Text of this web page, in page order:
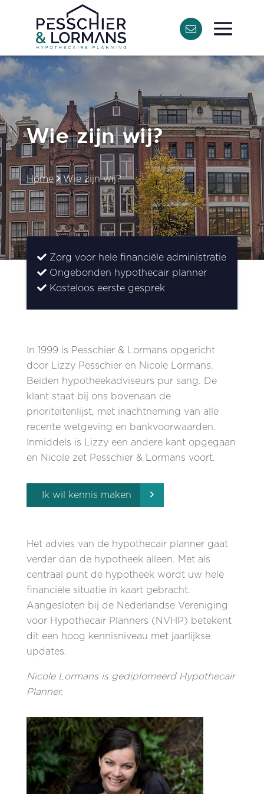
Wie zijn wij?
Home Wie zijn wij?
Zorg voor hele financiële administratie
Ongebonden hypothecair planner
Kosteloos eerste gesprek
In 1999 is Pesschier & Lormans opgericht
door Lizzy Pesschier en Nicole Lormans.
Beiden hypotheekadviseurs pur sang. De
klant staat bij ons bovenaan de
prioriteitenlijst, met inachtneming van alle
recente wetgeving en bankvoorwaarden.
Inmiddels is Lizzy een andere kant opgegaan
en Nicole zet Pesschier & Lormans voort.
Ik wil kennis maken
Het advies van de hypothecair planner gaat
verder dan de hypotheek alleen. Met als
centraal punt de hypotheek wordt uw hele
financiële situatie in kaart gebracht.
Aangesloten bij de Nederlandse Vereniging
voor Hypothecair Planners (NVHP) betekent
dit een hoog kennisniveau met jaarlijkse
updates.
Nicole Lormans is gediplomeerd Hypothecair
Planner.